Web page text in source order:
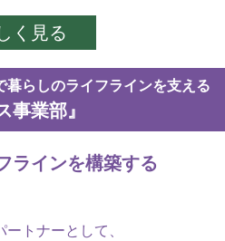
く見る
暮らしのライフラインを支える
事業部』
ラインを構築する
ートナーとして、